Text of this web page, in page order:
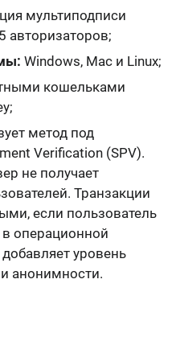
мультиподписи
авторизаторов;
Windows, Mac и Linux;
кошельками
;
метод под
Verification (SPV).
не получает
Транзакции
если пользователь
в операционной
уровень
анонимности.